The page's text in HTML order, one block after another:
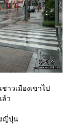
าวเมืองเขาไป
ล้ว
ญี่ปุ่น